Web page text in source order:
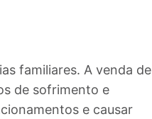
familiares. A venda de
de sofrimento e
e causar